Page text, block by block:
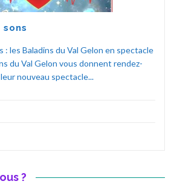
sons
: les Baladins du Val Gelon en spectacle
du Val Gelon vous donnent rendez-
nouveau spectacle...
?